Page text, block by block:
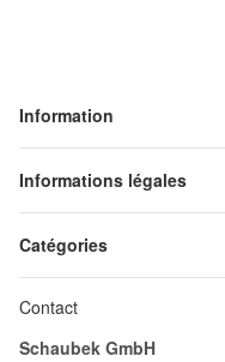
Information
Informations légales
Catégories
Contact
Schaubek GmbH